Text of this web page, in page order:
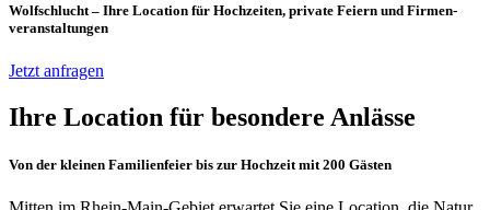
Wolfschlucht – Ihre Location für Hochzeiten, private Feiern und Firmen­
veranstaltungen
Jetzt anfragen
Ihre Location für besondere Anlässe
Von der kleinen Familienfeier bis zur Hochzeit mit 200 Gästen